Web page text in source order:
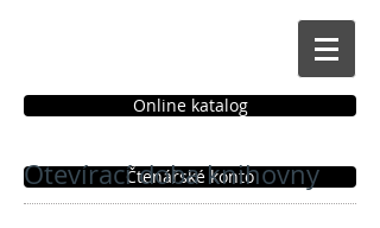
Online katalog
Čtenářské konto
Otevírací doba knihovny